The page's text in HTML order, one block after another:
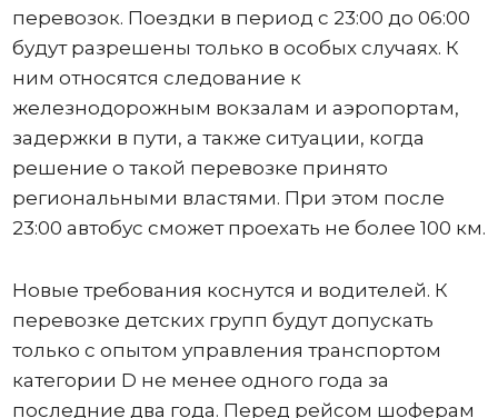
перевозок. Поездки в период с 23:00 до 06:00
будут разрешены только в особых случаях. К
ним относятся следование к
железнодорожным вокзалам и аэропортам,
задержки в пути, а также ситуации, когда
решение о такой перевозке принято
региональными властями. При этом после
23:00 автобус сможет проехать не более 100 км.
Новые требования коснутся и водителей. К
перевозке детских групп будут допускать
только с опытом управления транспортом
категории D не менее одного года за
последние два года. Перед рейсом шоферам